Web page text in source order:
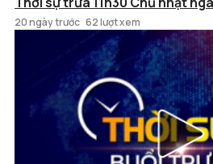
20 ngày trước 62 lượt xem